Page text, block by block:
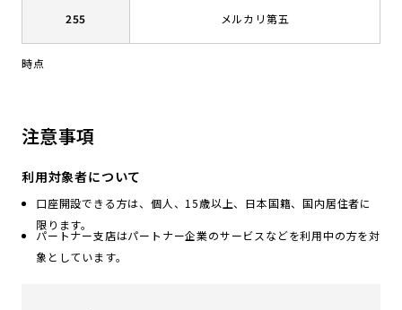
255 メルカリ第五
時点
注意事項
利用対象者について
口座開設できる方は、個人、15歳以上、日本国籍、国内居住者に
限ります。
パートナー支店はパートナー企業のサービスなどを利用中の方を対
象としています。